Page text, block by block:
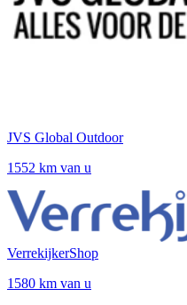
JVS Global Outdoor
1552 km van u
VerrekijkerShop
1580 km van u